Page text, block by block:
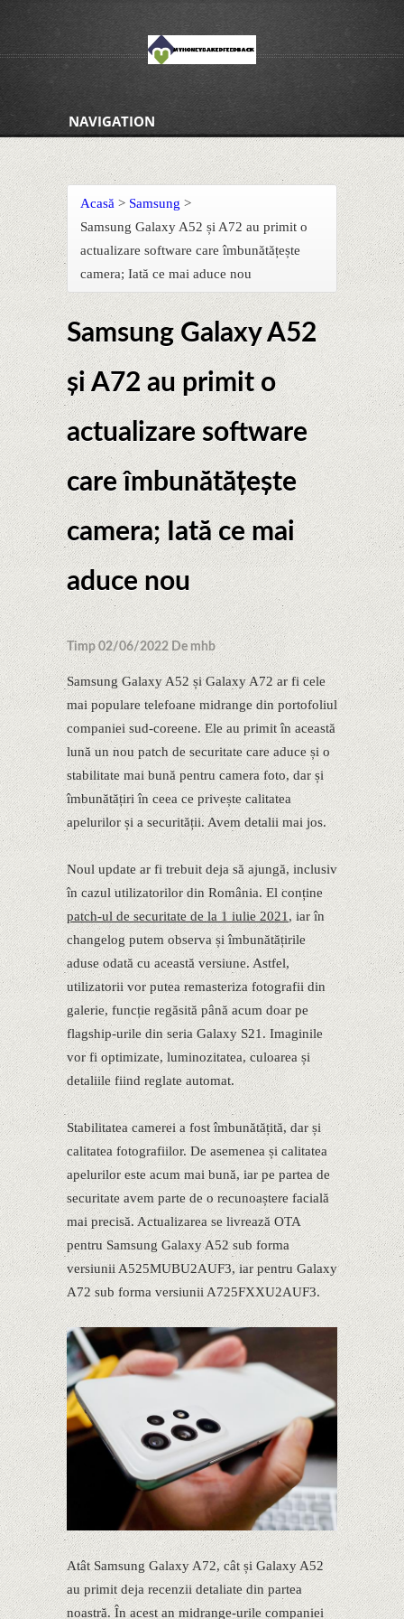
NAVIGATION
Acasă > Samsung >
Samsung Galaxy A52 și A72 au primit o
actualizare software care îmbunătățește
camera; Iată ce mai aduce nou
Samsung Galaxy A52
și A72 au primit o
actualizare software
care îmbunătățește
camera; Iată ce mai
aduce nou
Timp 02/06/2022 De mhb
Samsung Galaxy A52 și Galaxy A72 ar fi cele
mai populare telefoane midrange din portofoliul
companiei sud-coreene. Ele au primit în această
lună un nou patch de securitate care aduce și o
stabilitate mai bună pentru camera foto, dar și
îmbunătățiri în ceea ce privește calitatea
apelurilor și a securității. Avem detalii mai jos.
Noul update ar fi trebuit deja să ajungă, inclusiv
în cazul utilizatorilor din România. El conține
patch-ul de securitate de la 1 iulie 2021 , iar în
changelog putem observa și îmbunătățirile
aduse odată cu această versiune. Astfel,
utilizatorii vor putea remasteriza fotografii din
galerie, funcție regăsită până acum doar pe
flagship-urile din seria Galaxy S21. Imaginile
vor fi optimizate, luminozitatea, culoarea și
detaliile fiind reglate automat.
Stabilitatea camerei a fost îmbunătățită, dar și
calitatea fotografiilor. De asemenea și calitatea
apelurilor este acum mai bună, iar pe partea de
securitate avem parte de o recunoaștere facială
mai precisă. Actualizarea se livrează OTA
pentru Samsung Galaxy A52 sub forma
versiunii A525MUBU2AUF3, iar pentru Galaxy
A72 sub forma versiunii A725FXXU2AUF3.
Atât Samsung Galaxy A72, cât și Galaxy A52
au primit deja recenzii detaliate din partea
noastră. În acest an midrange-urile companiei